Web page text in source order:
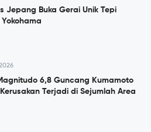
Jepang Buka Gerai Unik Tepi
6,8 Guncang Kumamoto
Terjadi di Sejumlah Area